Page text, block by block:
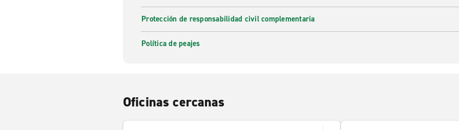
Protección de responsabilidad civil complementaria
Política de peajes
Oficinas cercanas